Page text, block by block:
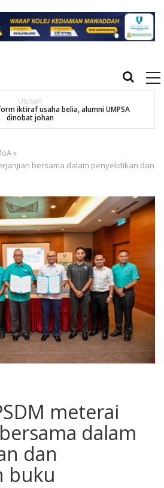
Utusan
iktiraf usaha belia, alumni UMPSA
dinobat johan
»
bersama dalam penyelidikan dan
meterai
dalam
dan
buku